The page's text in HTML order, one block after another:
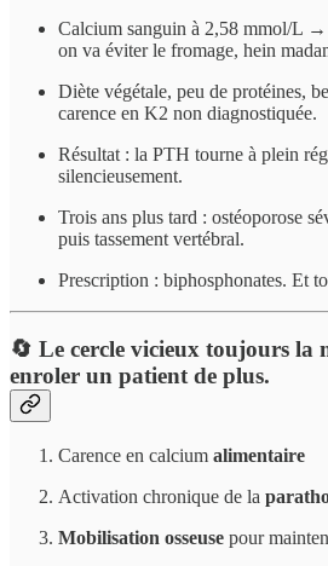
Calcium sanguin à 2,58 mmol/L →
on va éviter le fromage, hein
Diète végétale, peu de protéines,
carence en K2 non diagnostiquée.
Résultat : la PTH tourne à plein
silencieusement.
Trois ans plus tard : ostéoporose
puis tassement vertébral.
Prescription : biphosphonates. Et
🔄 Le cercle vicieux toujours la
enroler un patient de plus.
Carence en calcium alimentaire
Activation chronique de la
Mobilisation osseuse pour